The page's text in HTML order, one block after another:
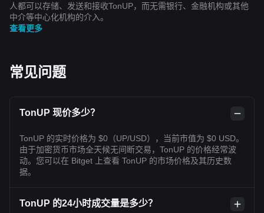
人都可以存储、发送和接收TonUP，而无需银行、金融机构或其他
中介等中心化机构的介入。
查看更多
常见问题
TonUP 现价多少？
TonUP 的实时价格为 $0（UP/USD），当前市值为 $0 USD。
由于加密货币市场全天候无间断交易，TonUP 的价格经常波
动。您可以在 Bitget 上查看 TonUP 的市场价格及其历史数
据。
TonUP 的24小时成交量是多少？